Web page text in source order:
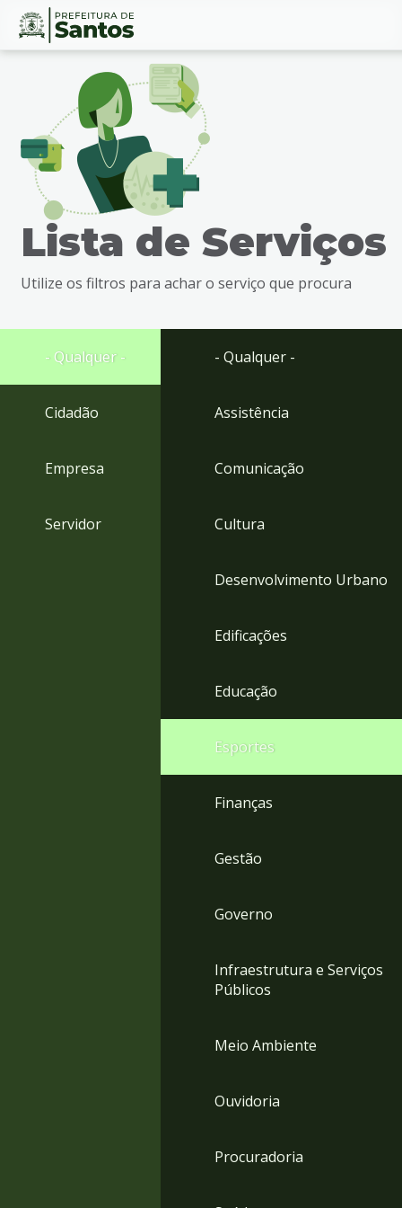
Ir
busca
Ir
rodapé
Conteúdo
Lista de Serviços
Utilize os filtros para achar o serviço que procura
- Qualquer -
Cidadão
Empresa
Servidor
- Qualquer -
Assistência
Comunicação
Cultura
Desenvolvimento Urbano
Edificações
Educação
Esportes
Finanças
Gestão
Governo
Infraestrutura e Serviços
Públicos
Meio Ambiente
Ouvidoria
Procuradoria